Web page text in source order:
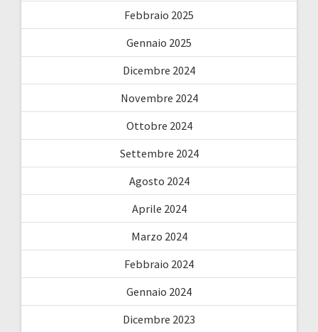
Febbraio 2025
Gennaio 2025
Dicembre 2024
Novembre 2024
Ottobre 2024
Settembre 2024
Agosto 2024
Aprile 2024
Marzo 2024
Febbraio 2024
Gennaio 2024
Dicembre 2023